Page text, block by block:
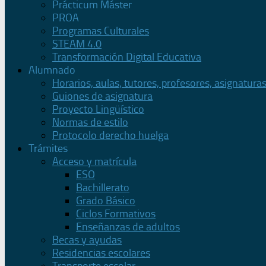
Prácticum Máster
PROA
Programas Culturales
STEAM 4.0
Transformación Digital Educativa
Alumnado
Horarios, aulas, tutores, profesores, asignaturas
Guiones de asignatura
Proyecto Lingüístico
Normas de estilo
Protocolo derecho huelga
Trámites
Acceso y matrícula
ESO
Bachillerato
Grado Básico
Ciclos Formativos
Enseñanzas de adultos
Becas y ayudas
Residencias escolares